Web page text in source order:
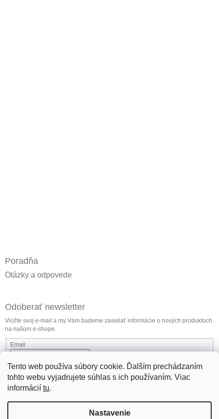
Tento web používa súbory cookie. Ďalším prechádzaním
tohto webu vyjadrujete súhlas s ich používaním. Viac
informácií tu.
Nastavenie
Poradňa
Otázky a odpovede
Odoberať newsletter
Vložte svoj e-mail a my Vám budeme zasielať informácie o nových produktoch
na našom e-shope.
Email
Vložením e-mailu súhlasíte spodmienkami ochrany osobných údajov
Prihlásiť sa